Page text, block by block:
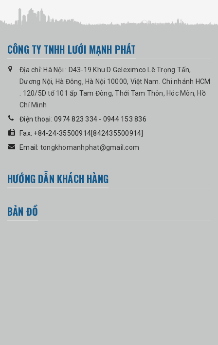
CÔNG TY TNHH LƯỚI MẠNH PHÁT
Địa chỉ: Hà Nội : D43-19 Khu D Geleximco Lê Trọng Tấn,
Dương Nội, Hà Đông, Hà Nội 10000, Việt Nam. Chi nhánh HCM
: 120/5D tổ 101 ấp Tam Đông, Thới Tam Thôn, Hóc Môn, Hồ
Chí Minh
Điện thoại: 0974 823 334 - 0944 153 836
Fax: +84-24-35500914[842435500914]
Email: tongkhomanhphat@gmail.com
HƯỚNG DẪN KHÁCH HÀNG
BẢN ĐỒ